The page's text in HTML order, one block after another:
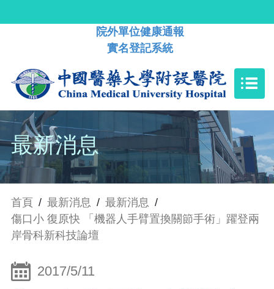
院外單位健康通報
實名登記系統
最新消息
首頁 / 最新消息 / 最新消息 /
傷口小 復原快 「機器人手臂置換關節手術」躍登兩
岸骨科新科技論壇
2017/5/11